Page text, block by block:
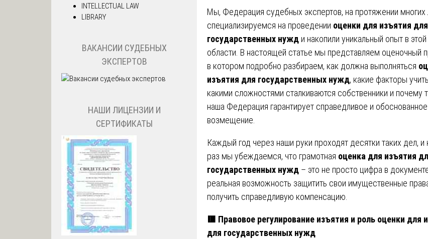
Мы, Федерация судебных экспертов, на протяжении многих
специализируемся на проведении оценки для изъятия для
государственных нужд и накопили уникальный опыт в
области. В настоящей статье мы представляем оценочный
в котором подробно разбираем, как должна выполняться
изъятия для государственных нужд, какие факторы
какими сложностями сталкиваются собственники и почему
наша Федерация гарантирует справедливое и обоснованное
возмещение.
Каждый год через наши руки проходят десятки таких дел,
раз мы убеждаемся, что грамотная оценка для изъятия
государственных нужд – это не просто цифра в
реальная возможность защитить свои имущественные
получить справедливую компенсацию.
🟥 Правовое регулирование изъятия и роль оценки для
для государственных нужд
INTELLECTUAL LAW
LIBRARY
ВАКАНСИИ СУДЕБНЫХ
ЭКСПЕРТОВ
НАШИ ЛИЦЕНЗИИ И
СЕРТИФИКАТЫ